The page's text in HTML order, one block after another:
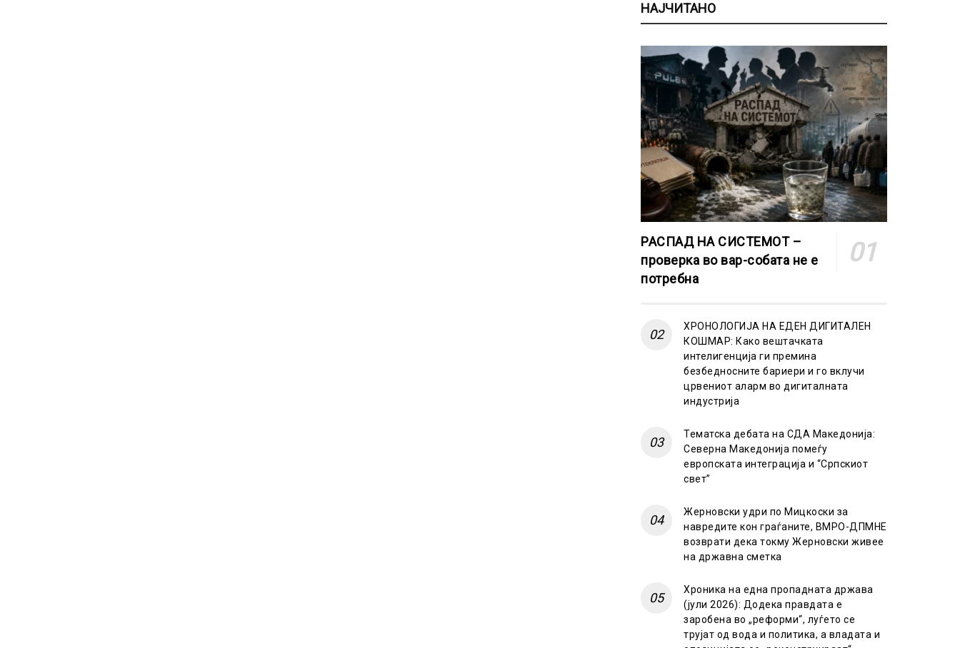
НАЈЧИТАНО
РАСПАД НА СИСТЕМОТ –
проверка во вар-собата не е
потребна
ХРОНОЛОГИЈА НА ЕДЕН ДИГИТАЛЕН
КОШМАР: Како вештачката
интелигенција ги премина
безбедносните бариери и го вклучи
црвениот аларм во дигиталната
индустрија
Тематска дебата на СДА Македонија:
Северна Македонија помеѓу
европската интеграција и “Српскиот
свет”
Жерновски удри по Мицкоски за
навредите кон граѓаните, ВМРО-ДПМНЕ
возврати дека токму Жерновски живее
на државна сметка
Хроника на една пропадната држава
(јули 2026): Додека правдата е
заробена во „реформи“, луѓето се
трујат од вода и политика, а владата и